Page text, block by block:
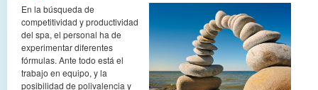
En la búsqueda de
competitividad y productividad
del spa, el personal ha de
experimentar diferentes
fórmulas. Ante todo está el
trabajo en equipo, y la
posibilidad de polivalencia y